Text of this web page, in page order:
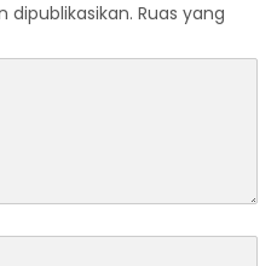
dipublikasikan. Ruas yang